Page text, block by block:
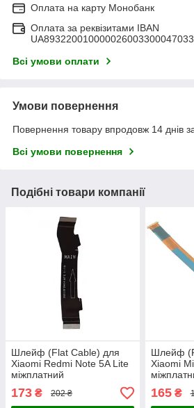
Оплата на карту Монобанк
Оплата за реквізитами IBAN
UA893220010000026003300047033
Всі умови оплати
Умови повернення
Повернення товару впродовж 14 днів
Всі умови повернення
Подібні товари компанії
Шлейф (Flat Cable) для
Xiaomi Redmi Note 5A Lite
міжплатний
173 ₴ 202 ₴
Шлейф
Xiaomi
165₴